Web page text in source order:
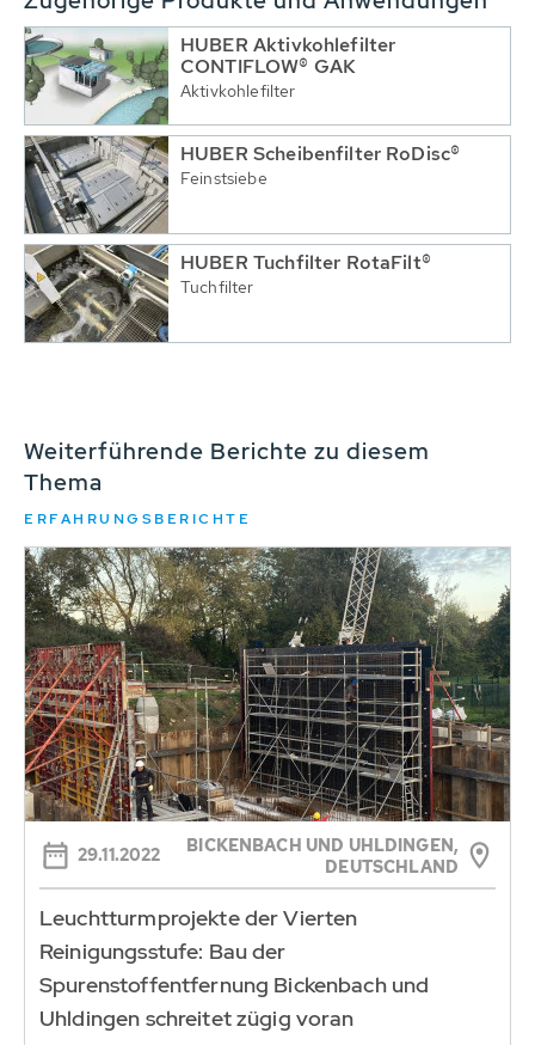
HUBER Aktivkohlefilter
CONTIFLOW® GAK
Aktivkohlefilter
HUBER Scheibenfilter RoDisc®
Feinstsiebe
HUBER Tuchfilter RotaFilt®
Tuchfilter
Weiterführende Berichte zu diesem
Thema
ERFAHRUNGSBERICHTE
29.11.2022
BICKENBACH UND UHLDINGEN,
DEUTSCHLAND
Leuchtturmprojekte der Vierten
Reinigungsstufe: Bau der
Spurenstoffentfernung Bickenbach und
Uhldingen schreitet zügig voran